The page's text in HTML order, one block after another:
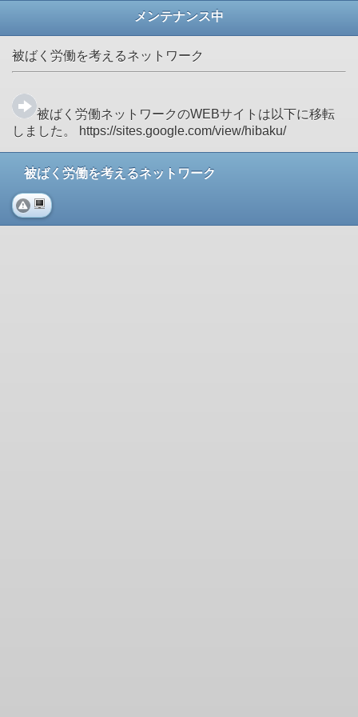
メンテナンス中
被ばく労働を考えるネットワーク
被ばく労働ネットワークのWEBサイトは以下に移転
しました。 https://sites.google.com/view/hibaku/
被ばく労働を考えるネットワーク